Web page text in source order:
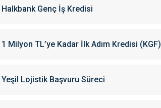
Halkbank Genç İş Kredisi
1 Milyon TL’ye Kadar İlk Adım Kredisi (KGF)
Yeşil Lojistik Başvuru Süreci